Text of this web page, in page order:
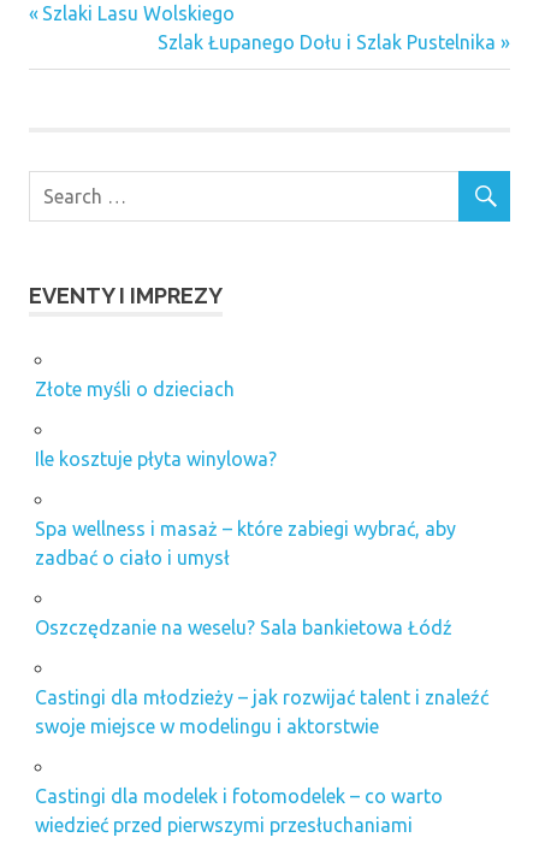
Nawigacja
wpisu
Previous
Szlaki Lasu Wolskiego
Next
Post:
Szlak Łupanego Dołu i Szlak Pustelnika
EVENTY I IMPREZY
Złote myśli o dzieciach
Ile kosztuje płyta winylowa?
Spa wellness i masaż – które zabiegi wybrać, aby
zadbać o ciało i umysł
Oszczędzanie na weselu? Sala bankietowa Łódź
Castingi dla młodzieży – jak rozwijać talent i znaleźć
swoje miejsce w modelingu i aktorstwie
Castingi dla modelek i fotomodelek – co warto
wiedzieć przed pierwszymi przesłuchaniami